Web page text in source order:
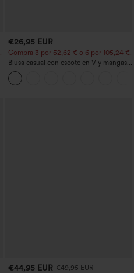
€26,95 EUR
Compra 3 por 52,62 € o 6 por 105,24 €.
Blusa casual con escote en V y mangas
cortas abullonadas
€44,95 EUR €49,95 EUR